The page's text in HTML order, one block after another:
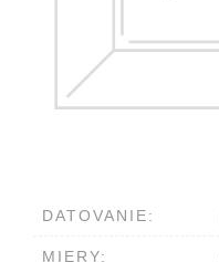
DATOVANIE:
MIERY: